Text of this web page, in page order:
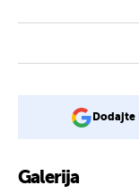
Dodajte
Galerija